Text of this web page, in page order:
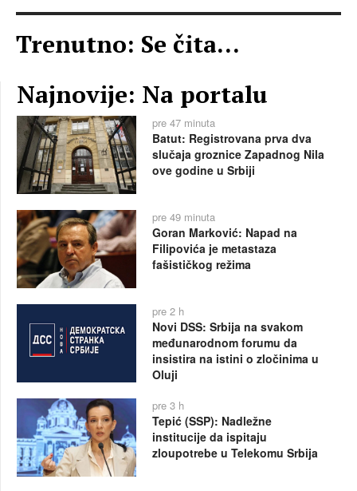
Trenutno: Se čita...
Najnovije: Na portalu
pre 47 minuta
Batut: Registrovana prva dva
slučaja groznice Zapadnog Nila
ove godine u Srbiji
pre 49 minuta
Goran Marković: Napad na
Filipovića je metastaza
fašističkog režima
pre 2 h
Novi DSS: Srbija na svakom
međunarodnom forumu da
insistira na istini o zločinima u
Oluji
pre 3 h
Tepić (SSP): Nadležne
institucije da ispitaju
zloupotrebe u Telekomu Srbija